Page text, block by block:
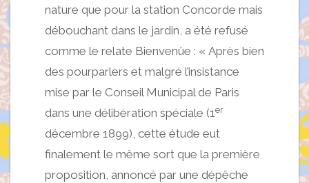
nature que pour la station Concorde mais
débouchant dans le jardin, a été refusé
comme le relate Bienvenüe : « Après bien
des pourparlers et malgré l’insistance
mise par le Conseil Municipal de Paris
dans une délibération spéciale (1er
décembre 1899), cette étude eut
finalement le même sort que la première
proposition, annoncé par une dépêche